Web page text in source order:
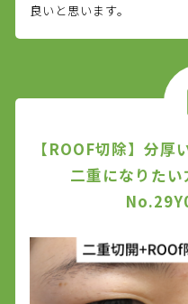
良いと思います。
【ROOF切除】分厚
二重になりた